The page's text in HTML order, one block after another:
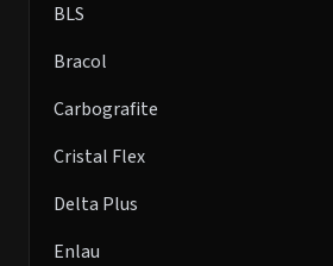
BLS
Bracol
Carbografite
Cristal Flex
Delta Plus
Enlau